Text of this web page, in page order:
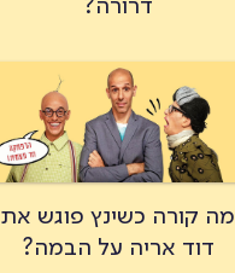
דרורה?
מה קורה כשינץ פוגש את
דוד אריה על הבמה?